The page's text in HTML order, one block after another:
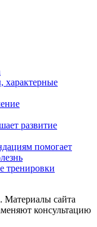
развитие
помогает
тренировки
сайта
консультацию